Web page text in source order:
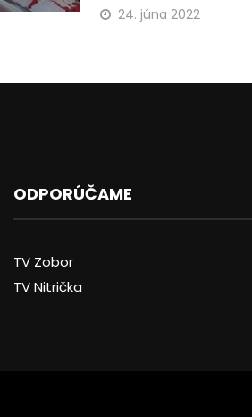
24. júna 2022
ODPORÚČAME
TV Zobor
TV Nitrička